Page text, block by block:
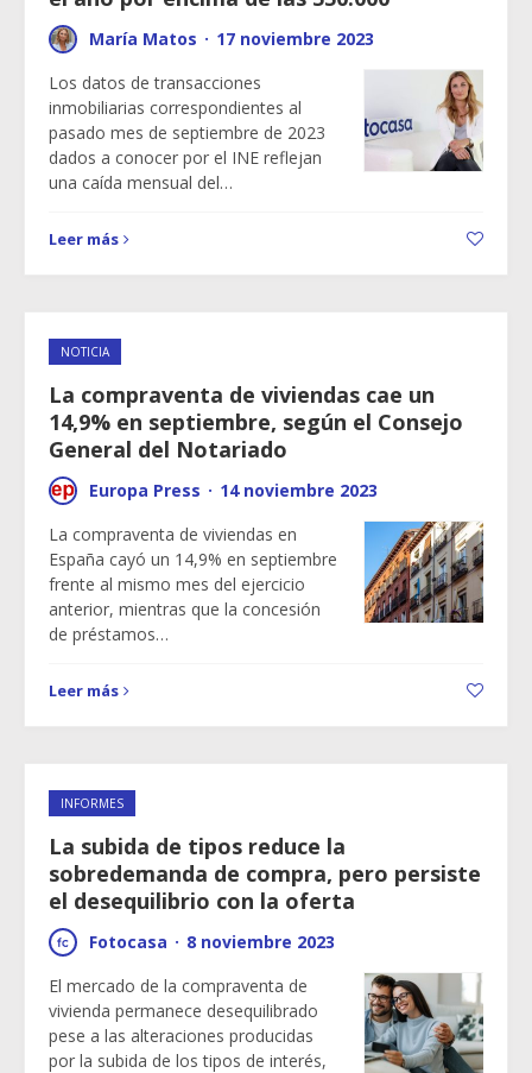
María Matos · 17 noviembre 2023
Los datos de transacciones
inmobiliarias correspondientes al
pasado mes de septiembre de 2023
dados a conocer por el INE reflejan
una caída mensual del…
Leer más
NOTICIA
La compraventa de viviendas cae un
14,9% en septiembre, según el Consejo
General del Notariado
Europa Press · 14 noviembre 2023
La compraventa de viviendas en
España cayó un 14,9% en septiembre
frente al mismo mes del ejercicio
anterior, mientras que la concesión
de préstamos…
Leer más
INFORMES
La subida de tipos reduce la
sobredemanda de compra, pero persiste
el desequilibrio con la oferta
Fotocasa · 8 noviembre 2023
El mercado de la compraventa de
vivienda permanece desequilibrado
pese a las alteraciones producidas
por la subida de los tipos de interés,